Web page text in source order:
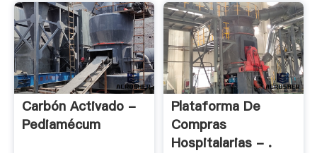
Carbón Activado -
Pediamécum
Plataforma De
Compras
Hospitalarias - .